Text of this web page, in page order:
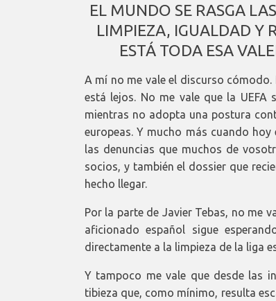
EL MUNDO SE RASGA
LIMPIEZA, IGUALDAD Y
ESTÁ TODA ESA
A mí no me vale el discurso
está lejos. No me vale que la
mientras no adopta una postura
europeas. Y mucho más cuando
las denuncias que muchos de
socios, y también el dossier que
hecho llegar.
Por la parte de Javier Tebas, no me
aficionado español sigue
directamente a la limpieza de la liga
Y tampoco me vale que desde las
tibieza que, como mínimo, resulta